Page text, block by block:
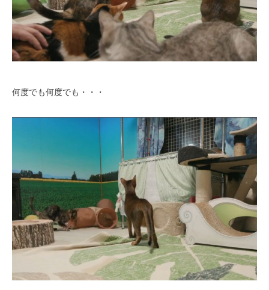
何度でも何度でも・・・